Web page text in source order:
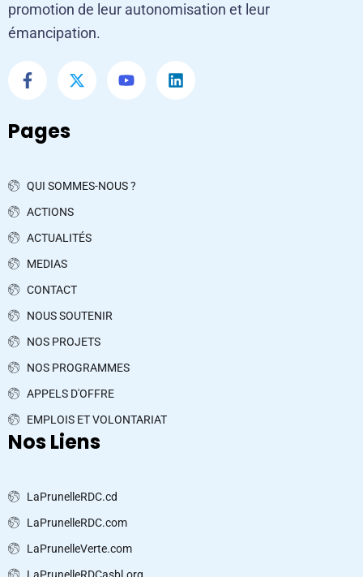
promotion de leur autonomisation et leur
émancipation.
Pages
QUI SOMMES-NOUS ?
ACTIONS
ACTUALITÉS
MEDIAS
CONTACT
NOUS SOUTENIR
NOS PROJETS
NOS PROGRAMMES
APPELS D'OFFRE
EMPLOIS ET VOLONTARIAT
Nos Liens
LaPrunelleRDC.cd
LaPrunelleRDC.com
LaPrunelleVerte.com